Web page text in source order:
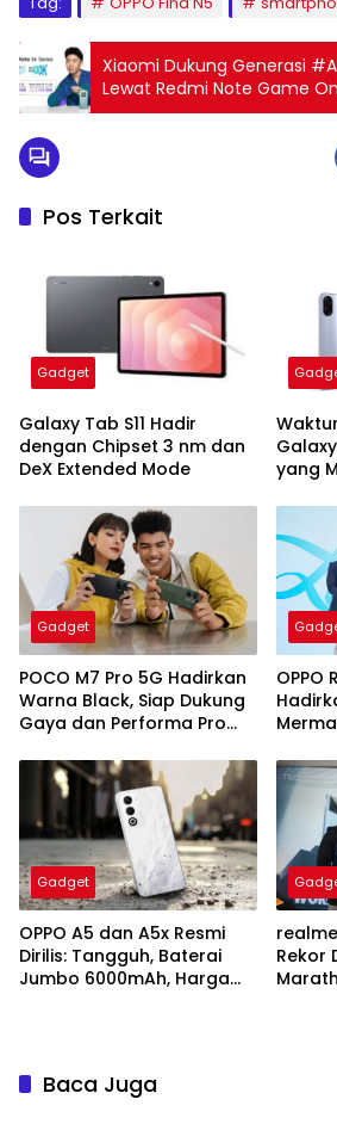
Xiaomi Dukung Generasi
Lewat Redmi Note Game On,
Redmi Note 14 Series
Pos Terkait
Gadget
Galaxy Tab S11 Hadir
dengan Chipset 3 nm dan
DeX Extended Mode
yang
Gadget
POCO M7 Pro 5G Hadirkan
Warna Black, Siap Dukung
Gaya dan Performa Pro
OPPO
Gadget
OPPO A5 dan A5x Resmi
Dirilis: Tangguh, Baterai
Jumbo 6000mAh, Harga
Rekor
Baca Juga